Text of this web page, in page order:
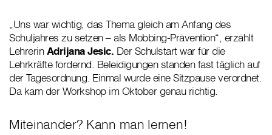
„Uns war wichtig, das Thema gleich am Anfang des
Schuljahres zu setzen – als Mobbing-Prävention“, erzählt
LehrerinAdrijana Jesic. Der Schulstart war für die
Lehrkräfte fordernd. Beleidigungen standen fast täglich auf
der Tagesordnung. Einmal wurde eine Sitzpause verordnet.
Da kam der Workshop im Oktober genau richtig.
Miteinander? Kann man lernen!